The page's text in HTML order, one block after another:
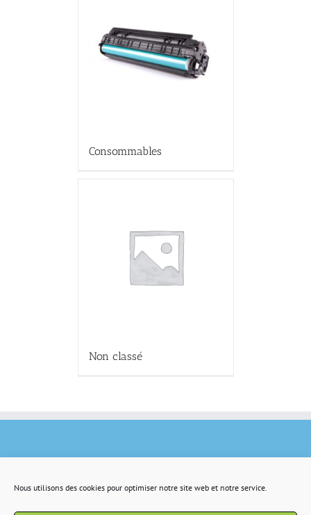
Nous utilisons des cookies pour optimiser notre site web et notre service.
Consommables
Non classé